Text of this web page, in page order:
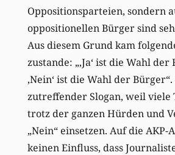
Oppositionsparteien, sondern
oppositionellen Bürger sind
Aus diesem Grund kam
zustande: „‚Ja‘ ist die Wahl der
‚Nein‘ ist die Wahl der
zutreffender Slogan, weil viele
trotz der ganzen Hürden und
„Nein“ einsetzen. Auf die AKP-
keinen Einfluss, dass